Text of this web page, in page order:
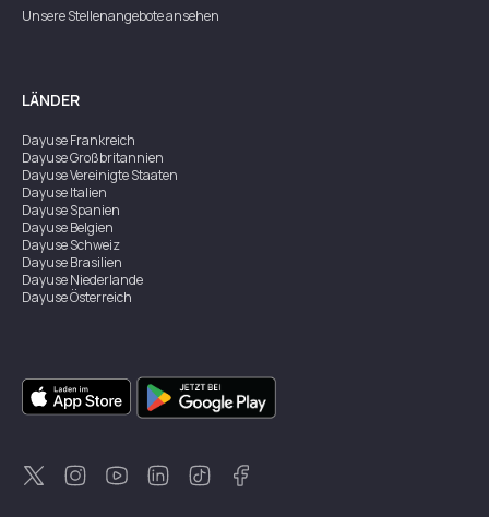
Unsere Stellenangebote ansehen
LÄNDER
DayuseFrankreich
DayuseGroßbritannien
DayuseVereinigte Staaten
DayuseItalien
DayuseSpanien
DayuseBelgien
DayuseSchweiz
DayuseBrasilien
DayuseNiederlande
DayuseÖsterreich
DayuseSingapur
DayuseZweden
DayuseThailand
DayuseNeuseeland
DayuseTürkei